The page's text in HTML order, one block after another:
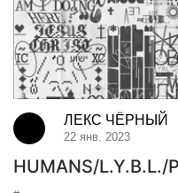
ЛЕКС ЧЁРНЫЙ
22 янв. 2023
HUMANS/L.Y.B.L./